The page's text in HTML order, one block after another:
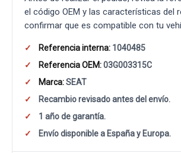
el código OEM y las características del
confirmar que es compatible con tu
Referencia interna: 1040485
Referencia OEM:03G003315C
Marca:SEAT
Recambio revisado antes del envío.
1 año de garantía.
Envío disponible a España y Europa.